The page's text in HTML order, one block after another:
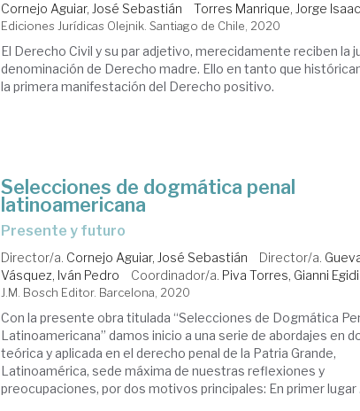
Cornejo Aguiar, José Sebastián Torres Manrique, Jorge Isaac
Ediciones Jurídicas Olejnik. Santiago de Chile, 2020
El Derecho Civil y su par adjetivo, merecidamente reciben la
denominación de Derecho madre. Ello en tanto que
la primera manifestación del Derecho positivo.
Selecciones de dogmática penal
latinoamericana
presente y futuro
Director/a. Cornejo Aguiar, José Sebastián Director/a.
Vásquez, Iván Pedro
Coordinador/a. Piva Torres, Gianni
J.M. Bosch Editor. Barcelona, 2020
Con la presente obra titulada “Selecciones de Dogmática
Latinoamericana” damos inicio a una serie de abordajes en
teórica y aplicada en el derecho penal de la Patria Grande,
Latinoamérica, sede máxima de nuestras reflexiones y
preocupaciones, por dos motivos principales: En primer lugar